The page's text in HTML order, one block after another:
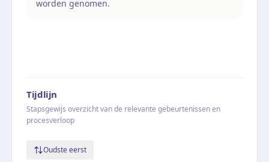
worden genomen.
Tijdlijn
Stapsgewijs overzicht van de relevante gebeurtenissen en
procesverloop
Oudste eerst